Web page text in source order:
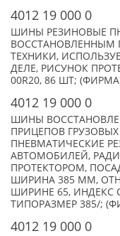
4012 19 000 0
ШИНЫ РЕЗИНОВЫЕ
ВОССТАНОВЛЕННЫМ
ТЕХНИКИ,
ДЕЛЕ, РИСУНОК
00R20, 86 ШТ; (ФИРМА)
4012 19 000 0
ШИНЫ
ПРИЦЕПОВ
ПНЕВМАТИЧЕСКИЕ
АВТОМОБИЛЕЙ,
ПРОТЕКТОРОМ,
ШИРИНА 385 ММ,
ШИРИНЕ 65, ИНДЕКС
ТИПОРАЗМЕР 385/;
4012 19 000 0